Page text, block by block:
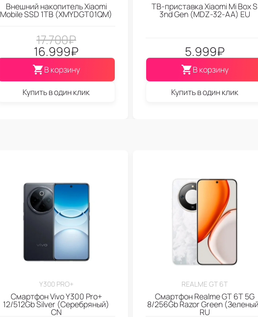
Внешний накопитель Xiaomi
Mobile SSD 1TB (XMYDGT01QM)
17.700₽
16.999₽
В корзину
Купить в один клик
ТВ-приставка Xiaomi Mi Box S
3nd Gen (МDZ-32-АА) EU
5.999₽
В корзину
Купить в один клик
Y300 PRO+
Смартфон Vivo Y300 Pro+
12/512Gb Silver (Серебряный)
CN
REALME GT 6T
Смартфон Realme GT 6T 5G
8/256Gb Razor Green
RU